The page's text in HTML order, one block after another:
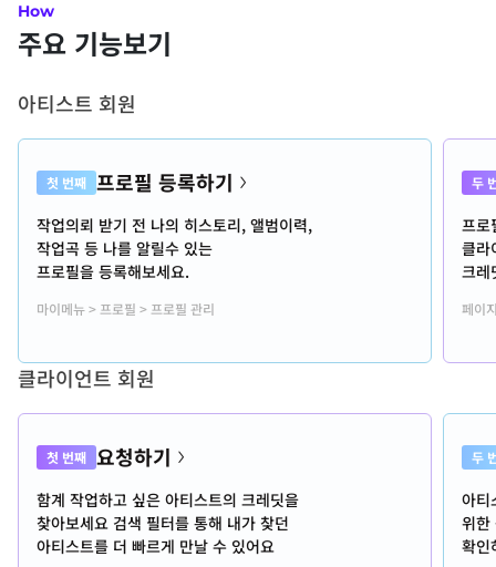
How
주요 기능보기
아티스트 회원
첫 번째 프로필 등록하기 >
작업의뢰 받기 전 나의 히스토리, 앨범이력,
작업곡 등 나를 알릴수 있는
프로필을 등록해보세요.
마이메뉴 > 프로필 > 프로필 관리
두
프로
클라
크레
페이
클라이언트 회원
첫 번째 요청하기 >
함계 작업하고 싶은 아티스트의 크레딧을
찾아보세요 검색 필터를 통해 내가 찾던
아티스트를 더 빠르게 만날 수 있어요
두
아티
위한
확인